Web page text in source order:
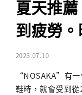
夏天推
到疲勞
2023.07.10
“NOSAKA”有
鞋時，就會受到